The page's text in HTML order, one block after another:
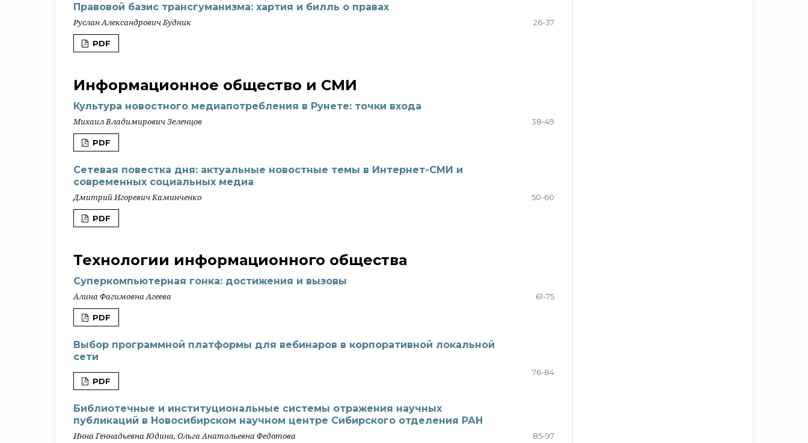
Правовой базис трансгуманизма: хартия и билль о правах
Руслан Александрович Будник 26-37
PDF
Информационное общество и СМИ
Культура новостного медиапотребления в Рунете: точки входа
Михаил Владимирович Зеленцов 38-49
PDF
Сетевая повестка дня: актуальные новостные темы в Интернет-СМИ и
современных социальных медиа
Дмитрий Игоревич Каминченко 50-60
PDF
Технологии информационного общества
Суперкомпьютерная гонка: достижения и вызовы
Алина Фагимовна Агеева 61-75
PDF
Выбор программной платформы для вебинаров в корпоративной локальной
сети
76-84
PDF
Библиотечные и институциональные системы отражения научных
публикаций в Новосибирском научном центре Сибирского отделения РАН
Инна Геннадьевна Юдина, Ольга Анатольевна Федотова 85-97